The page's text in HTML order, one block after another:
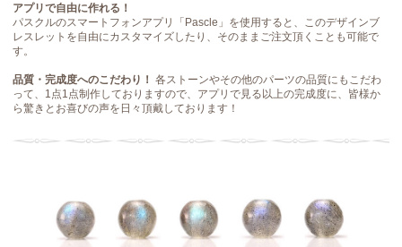
アプリで自由に作れる！
パスクルのスマートフォンアプリ「Pascle」を使用すると、このデザインブ
レスレットを自由にカスタマイズしたり、そのままご注文頂くことも可能で
す。
品質・完成度へのこだわり！ 各ストーンやその他のパーツの品質にもこだわ
って、1点1点制作しておりますので、アプリで見る以上の完成度に、皆様か
ら驚きとお喜びの声を日々頂戴しております！